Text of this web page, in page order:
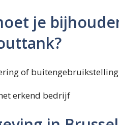
je
of buitengebruikstelling
erkend bedrijf